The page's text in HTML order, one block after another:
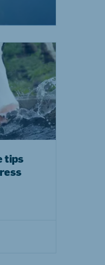
tips